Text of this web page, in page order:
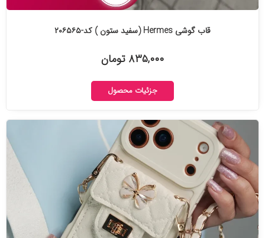
قاب گوشی Hermes (سفید ستون ) کد-۲۰۶۵۶۵
۸۳۵,۰۰۰ تومان
جزئیات محصول